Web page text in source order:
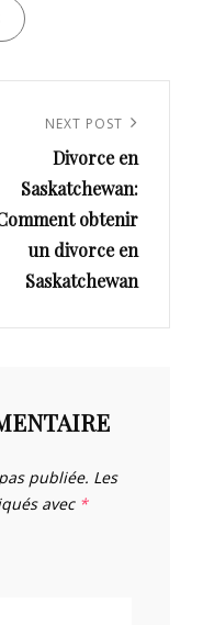
NEXT POST
Divorce en
Saskatchewan:
obtenir
un divorce en
Saskatchewan
publiée. Les
avec *